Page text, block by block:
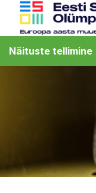
Näituste tellimine